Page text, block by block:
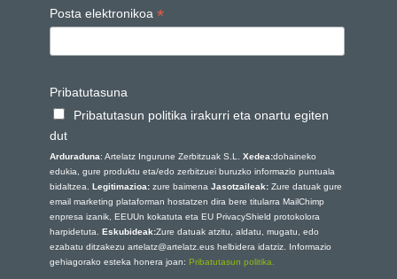
Posta elektronikoa *
Pribatutasuna
Pribatutasun politika irakurri eta onartu egiten
dut
Arduraduna: Artelatz Ingurune Zerbitzuak S.L. Xedea:dohaineko
edukia, gure produktu eta/edo zerbitzuei buruzko informazio puntuala
bidaltzea. Legitimazioa:zure baimena Jasotzaileak: Zure datuak gure
email marketing plataforman hostatzen dira bere titularra MailChimp
enpresa izanik, EEUUn kokatuta eta EU PrivacyShield protokolora
harpidetuta. Eskubideak:Zure datuak atzitu, aldatu, mugatu, edo
ezabatu ditzakezu artelatz@artelatz.eus helbidera idatziz. Informazio
gehiagorako esteka honera joan: Pribatutasun politika.